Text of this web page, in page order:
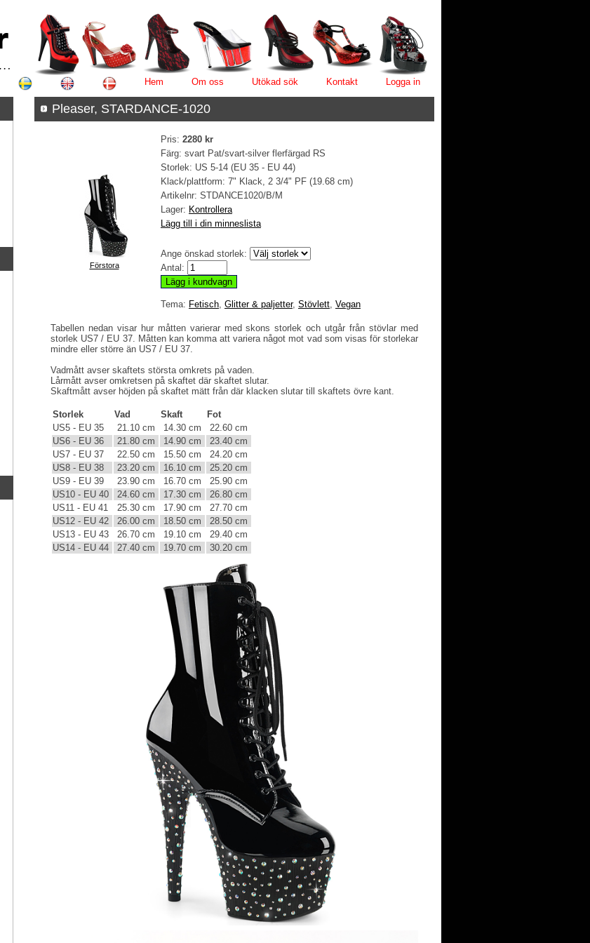
Hem Om oss Utökad sök Kontakt Logga in
Pleaser, STARDANCE-1020
Förstora
Pris: 2280 kr
Färg: svart Pat/svart-silver flerfärgad RS
Storlek: US 5-14 (EU 35 - EU 44)
Klack/plattform: 7" Klack, 2 3/4" PF (19.68 cm)
Artikelnr: STDANCE1020/B/M
Lager: Kontrollera
Lägg till i din minneslista
Ange önskad storlek:
Antal:
Tema: Fetisch, Glitter & paljetter, Stövlett, Vegan
Tabellen nedan visar hur måtten varierar med skons storlek och utgår från stövlar med
storlek US7 / EU 37. Måtten kan komma att variera något mot vad som visas för storlekar
mindre eller större än US7 / EU 37.
Vadmått avser skaftets största omkrets på vaden.
Lårmått avser omkretsen på skaftet där skaftet slutar.
Skaftmått avser höjden på skaftet mätt från där klacken slutar till skaftets övre kant.
Storlek Vad Skaft
Fot
US5 - EU 35
21.10 cm 14.30 cm
22.60 cm
US6 - EU 36
21.80 cm 14.90 cm
23.40 cm
US7 - EU 37
22.50 cm 15.50 cm
24.20 cm
US8 - EU 38
23.20 cm 16.10 cm
25.20 cm
US9 - EU 39
23.90 cm 16.70 cm
25.90 cm
US10 - EU 40
24.60 cm 17.30 cm
26.80 cm
US11 - EU 41
25.30 cm 17.90 cm
27.70 cm
US12 - EU 42
26.00 cm 18.50 cm
28.50 cm
US13 - EU 43
26.70 cm 19.10 cm
29.40 cm
US14 - EU 44
27.40 cm 19.70 cm 30.20 cm